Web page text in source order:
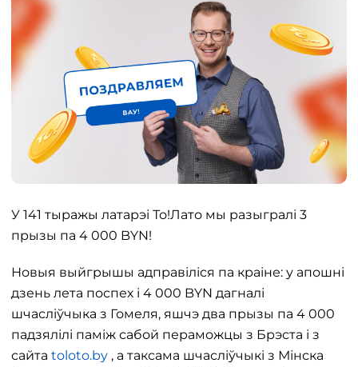
У 141 тыражы латарэі То!Лато мы разыгралі 3
прызы па 4 000 BYN!
Новыя выйгрышы адправіліся па краіне: у апошні
дзень лета поспех і 4 000 BYN дагналі
шчасліўчыка з Гомеля, яшчэ два прызы па 4 000
падзялілі паміж сабой пераможцы з Брэста і з
сайта toloto.by , а таксама шчасліўчыкі з Мінска